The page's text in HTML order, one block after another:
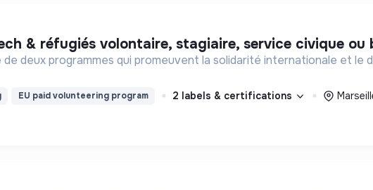
& réfugiés volontaire, stagiaire, service civique ou
deux programmes qui promeuvent la solidarité internationale et le
EU paid volunteering program 2 labels & certifications